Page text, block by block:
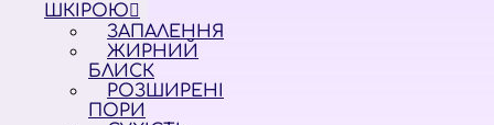
ШКІРОЮ
ЗАПАЛЕННЯ
ЖИРНИЙ
БЛИСК
РОЗШИРЕНІ
ПОРИ